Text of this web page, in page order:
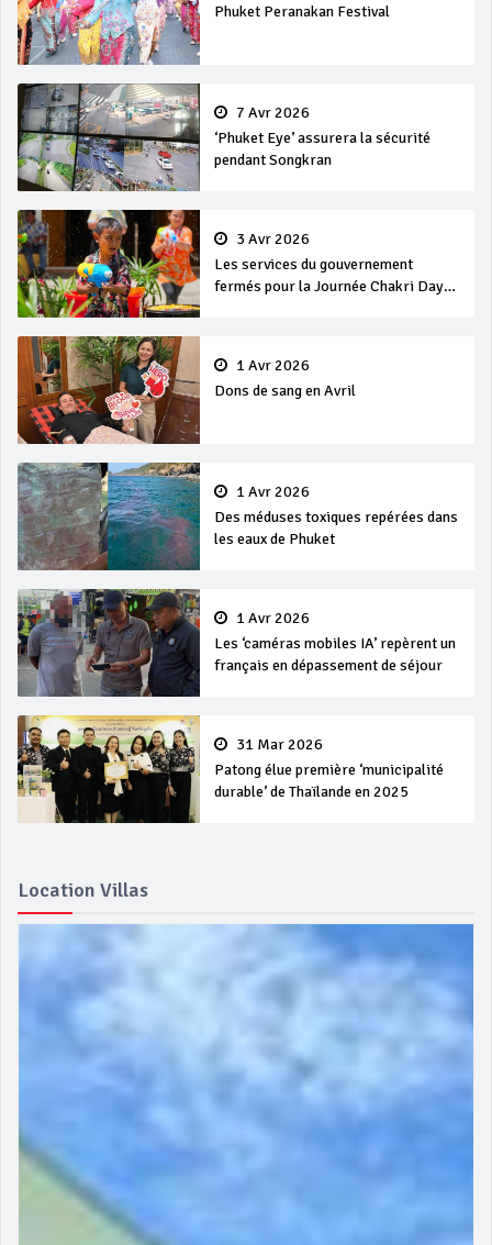
Phuket Peranakan Festival
7 Avr 2026
‘Phuket Eye’ assurera la sécurité
pendant Songkran
3 Avr 2026
Les services du gouvernement
fermés pour la Journée Chakri Day
1 Avr 2026
Dons de sang en Avril
1 Avr 2026
Des méduses toxiques repérées dans
les eaux de Phuket
1 Avr 2026
Les ‘caméras mobiles IA’ repèrent un
français en dépassement de séjour
31 Mar 2026
Patong élue première ‘municipalité
durable’ de Thaïlande en 2025
Location Villas